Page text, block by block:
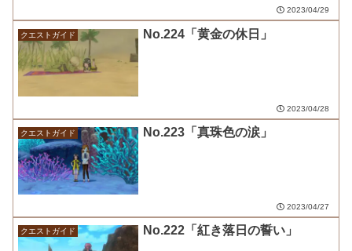
2023/04/29
クエストガイド No.224「黄金の休日」
2023/04/28
クエストガイド No.223「真珠色の涙」
2023/04/27
クエストガイド No.222「紅き落日の誓い」